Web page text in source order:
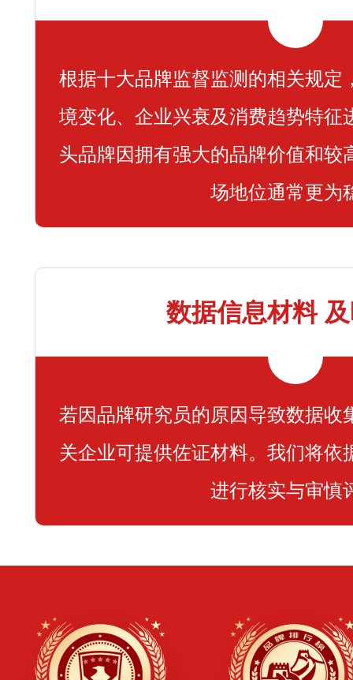
根据十大品牌监督监测的相关规定
境变化、企业兴衰及消费趋势特征
头品牌因拥有强大的品牌价值和较
场地位通常更为
数据信息材料
若因品牌研究员的原因导致数据收
关企业可提供佐证材料。我们将依
进行核实与审慎